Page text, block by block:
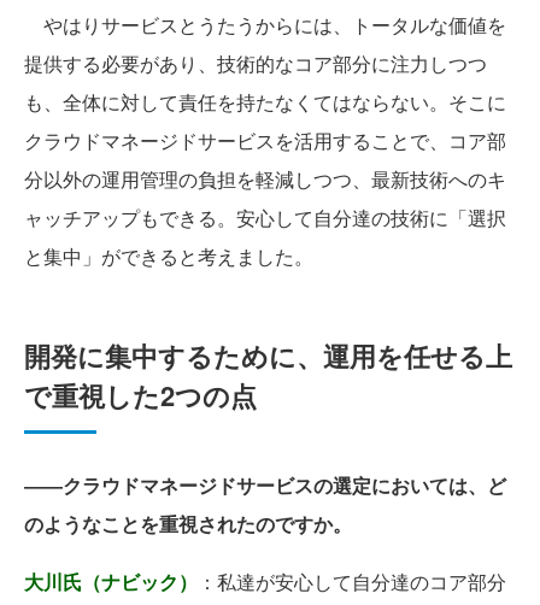
やはりサービスとうたうからには、トータルな価値を
提供する必要があり、技術的なコア部分に注力しつつ
も、全体に対して責任を持たなくてはならない。そこに
クラウドマネージドサービスを活用することで、コア部
分以外の運用管理の負担を軽減しつつ、最新技術へのキ
ャッチアップもできる。安心して自分達の技術に「選択
と集中」ができると考えました。
開発に集中するために、運用を任せる上
で重視した2つの点
――クラウドマネージドサービスの選定においては、ど
のようなことを重視されたのですか。
大川氏（ナビック）
：私達が安心して自分達のコア部分